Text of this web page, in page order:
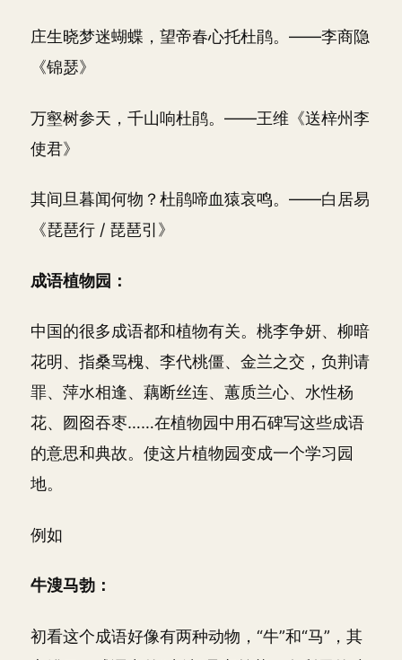
庄生晓梦迷蝴蝶，望帝春心托杜鹃。——李商隐
《锦瑟》
万壑树参天，千山响杜鹃。——王维《送梓州李
使君》
其间旦暮闻何物？杜鹃啼血猿哀鸣。——白居易
《琵琶行 / 琵琶引》
成语植物园：
中国的很多成语都和植物有关。桃李争妍、柳暗
花明、指桑骂槐、李代桃僵、金兰之交，负荆请
罪、萍水相逢、藕断丝连、蕙质兰心、水性杨
花、囫囵吞枣……在植物园中用石碑写这些成语
的意思和典故。使这片植物园变成一个学习园
地。
例如
牛溲马勃：
初看这个成语好像有两种动物，“牛”和“马”，其